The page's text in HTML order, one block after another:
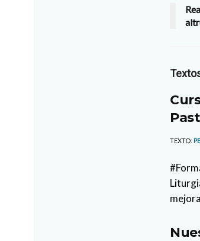
TEXTO: